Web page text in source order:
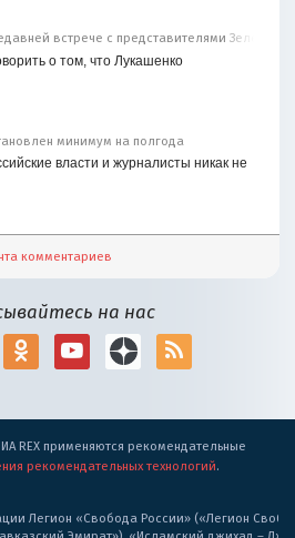
встрече с представителями
о том, что Лукашенко
минимум на полгода
власти и журналисты никак не
комментариев
на нас
REX применяются рекомендательные
рекомендательных технологий.
Легион «Свобода России» («Легион